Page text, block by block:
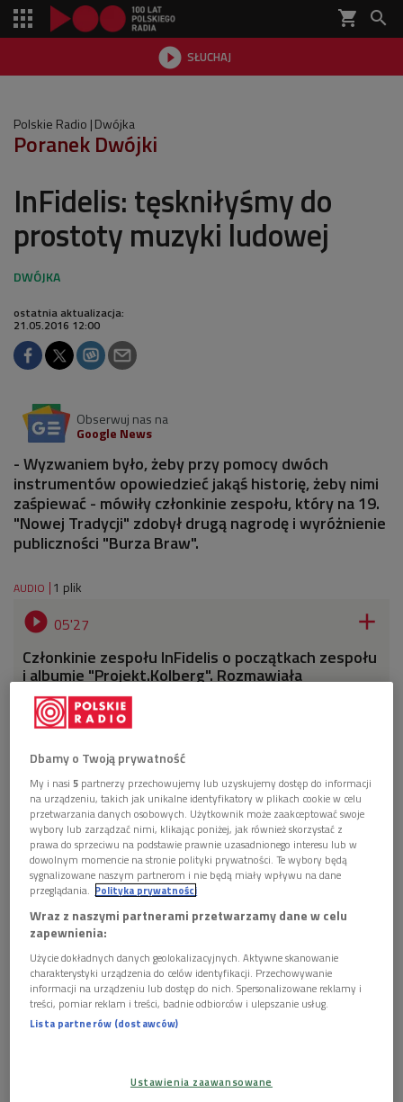
shopping_cart 
 SŁUCHAJ

Polskie Radio Dwójka
Poranek Dwójki
InFidelis: tęskniłyśmy do
prostoty muzyki ludowej
ostatnia aktualizacja:
21.05.2016 12:00
Obserwuj nas na
Google News
- Wyzwaniem było, żeby przy pomocy dwóch
instrumentów opowiedzieć jakąś historię, żeby nimi
zaśpiewać - mówiły członkinie zespołu, który na 19.
"Nowej Tradycji" zdobył drugą nagrodę i wyróżnienie
publiczności "Burza Braw".
AUDIO 1 plik
 05'27 
Członkinie zespołu InFidelis o początkach zespołu
i albumie "Projekt.Kolberg". Rozmawiała
Magdalena Tejchma (Poranek Dwójki)
Duet InFidelis Foto: Bartek Muracki/mat. pras.
Dbamy o Twoją prywatność
My i nasi5 partnerzy przechowujemy lub uzyskujemy dostęp do informacji
na urządzeniu, takich jak unikalne identyfikatory w plikach cookie w celu
przetwarzania danych osobowych. Użytkownik może zaakceptować swoje
wybory lub zarządzać nimi, klikając poniżej, jak również skorzystać z
prawa do sprzeciwu na podstawie prawnie uzasadnionego interesu lub w
dowolnym momencie na stronie polityki prywatności. Te wybory będą
sygnalizowane naszym partnerom i nie będą miały wpływu na dane
przeglądania. Polityka prywatności
Wraz z naszymi partnerami przetwarzamy dane w celu
zapewnienia:
Użycie dokładnych danych geolokalizacyjnych. Aktywne skanowanie
charakterystyki urządzenia do celów identyfikacji. Przechowywanie
informacji na urządzeniu lub dostęp do nich. Spersonalizowane reklamy i
treści, pomiar reklam i treści, badnie odbiorców i ulepszanie usług.
Lista partnerów (dostawców)
Ustawienia zaawansowane